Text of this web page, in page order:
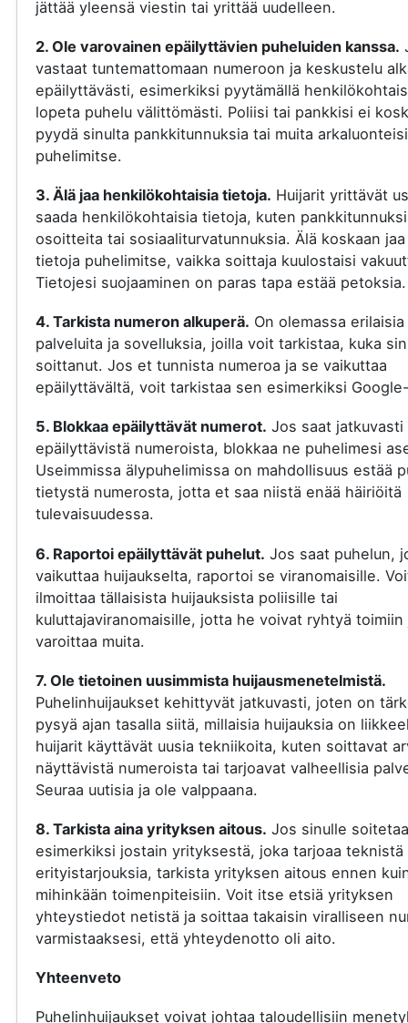
jättää yleensä viestin tai yrittää uudelleen.
2. Ole varovainen epäilyttävien puheluiden kanssa.
vastaat tuntemattomaan numeroon ja keskustelu
epäilyttävästi, esimerkiksi pyytämällä
lopeta puhelu välittömästi. Poliisi tai pankkisi ei
pyydä sinulta pankkitunnuksia tai muita
puhelimitse.
3. Älä jaa henkilökohtaisia tietoja. Huijarit yrittävät
saada henkilökohtaisia tietoja, kuten
osoitteita tai sosiaaliturvatunnuksia. Älä koskaan
tietoja puhelimitse, vaikka soittaja kuulostaisi
Tietojesi suojaaminen on paras tapa estää petoksia.
4. Tarkista numeron alkuperä. On olemassa erilaisia
palveluita ja sovelluksia, joilla voit tarkistaa, kuka
soittanut. Jos et tunnista numeroa ja se vaikuttaa
epäilyttävältä, voit tarkistaa sen esimerkiksi
5. Blokkaa epäilyttävät numerot. Jos saat jatkuvasti
epäilyttävistä numeroista, blokkaa ne puhelimesi
Useimmissa älypuhelimissa on mahdollisuus estää
tietystä numerosta, jotta et saa niistä enää häiriöitä
tulevaisuudessa.
6. Raportoi epäilyttävät puhelut. Jos saat puhelun,
vaikuttaa huijaukselta, raportoi se viranomaisille.
ilmoittaa tällaisista huijauksista poliisille tai
kuluttajaviranomaisille, jotta he voivat ryhtyä toimiin
varoittaa muita.
7. Ole tietoinen uusimmista huijausmenetelmistä.
Puhelinhuijaukset kehittyvät jatkuvasti, joten on
pysyä ajan tasalla siitä, millaisia huijauksia on
huijarit käyttävät uusia tekniikoita, kuten soittavat
näyttävistä numeroista tai tarjoavat valheellisia
Seuraa uutisia ja ole valppaana.
8. Tarkista aina yrityksen aitous. Jos sinulle
esimerkiksi jostain yrityksestä, joka tarjoaa teknistä
erityistarjouksia, tarkista yrityksen aitous ennen
mihinkään toimenpiteisiin. Voit itse etsiä yrityksen
yhteystiedot netistä ja soittaa takaisin viralliseen
varmistaaksesi, että yhteydenotto oli aito.
Yhteenveto
Puhelinhuijaukset voivat johtaa taloudellisiin